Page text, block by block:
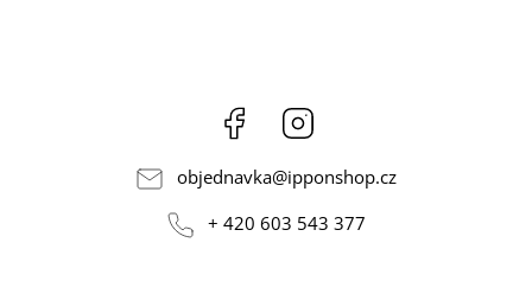
Facebook
objednavka@ipponshop.cz
+ 420 603 543 377